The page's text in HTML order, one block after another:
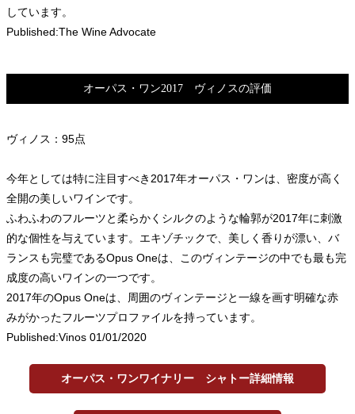
しています。
Published:The Wine Advocate
オーパス・ワン2017 ヴィノスの評価
ヴィノス：95点
今年としては特に注目すべき2017年オーパス・ワンは、密度が高く
全開の美しいワインです。
ふわふわのフルーツと柔らかくシルクのような輪郭が2017年に刺激
的な個性を与えています。エキゾチックで、美しく香りが漂い、バ
ランスも完璧であるOpus Oneは、このヴィンテージの中でも最も完
成度の高いワインの一つです。
2017年のOpus Oneは、周囲のヴィンテージと一線を画す明確な赤
みがかったフルーツプロファイルを持っています。
Published:Vinos 01/01/2020
オーパス・ワンワイナリー シャトー詳細情報